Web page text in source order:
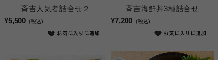
斉吉人気者詰合せ２
¥5,500 (税込)
斉吉海鮮丼3種詰合せ
¥7,200
(税込)